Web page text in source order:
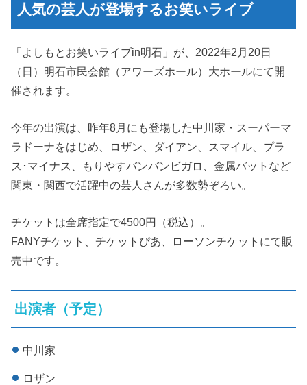
人気の芸人が登場するお笑いライブ
「よしもとお笑いライブin明石」が、2022年2月20日
（日）明石市民会館（アワーズホール）大ホールにて開
催されます。
今年の出演は、昨年8月にも登場した中川家・スーパーマ
ラドーナをはじめ、ロザン、ダイアン、スマイル、プラ
ス･マイナス、もりやすバンバンビガロ、金属バットなど
関東・関西で活躍中の芸人さんが多数勢ぞろい。
チケットは全席指定で4500円（税込）。
FANYチケット、チケットぴあ、ローソンチケットにて販
売中です。
出演者（予定）
中川家
ロザン